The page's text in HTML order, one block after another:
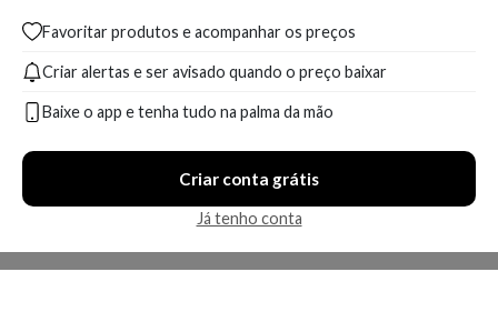
Favoritar produtos e acompanhar os preços
Criar alertas e ser avisado quando o preço baixar
Baixe o app e tenha tudo na palma da mão
Criar conta grátis
Já tenho conta